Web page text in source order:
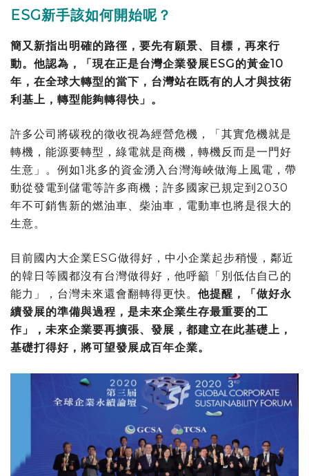
ESG新手該如何開始呢？
簡又新指出明確的路徑，要先有願景、目標，再來行
動。他認為，「現在正是台灣企業發展ESG的黃金10
年，在全球大轉型的當下，台灣站在既有的人才與技術
利基上，轉型能夠轉得快」。
許多公司將碳稅的徵收視為經營危機，「其實危機就是
轉機，能源要轉型，綠電就是商機，轉機反而是一門好
生意」。例如1兆多的資金湧入台灣海峽做海上風電，帶
動從發電到儲電等許多商機；許多國家已規定到2030
年不可銷售新的燃油車、柴油車，電動車也將是很大的
生意。
目前國內大企業ESG做得好，中小企業起步稍慢，鄰近
的韓日等國都沒有台灣做得好，他呼籲「別低估自己的
能力」，台灣未來還會翻轉得更快。 他提醒，「做好永
續發展的準備與過程，是未來企業生存最重要的工
作」，未來企業要再擴張、發展，都建立在此基礎上，
基礎打得好，將可望發展成百年企業。